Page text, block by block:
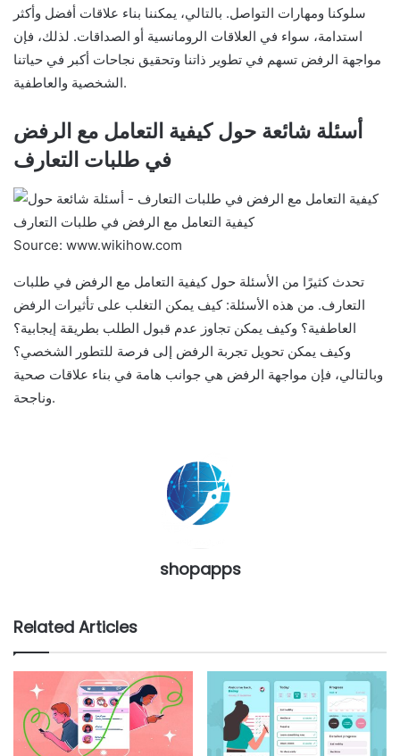
سلوكنا ومهارات التواصل. بالتالي، يمكننا بناء علاقات أفضل وأكثر
استدامة، سواء في العلاقات الرومانسية أو الصداقات. لذلك، فإن
مواجهة الرفض تسهم في تطوير ذاتنا وتحقيق نجاحات أكبر في حياتنا
الشخصية والعاطفية.
أسئلة شائعة حول كيفية التعامل مع الرفض
في طلبات التعارف
Source: www.wikihow.com
تحدث كثيرًا من الأسئلة حول كيفية التعامل مع الرفض في طلبات
التعارف. من هذه الأسئلة: كيف يمكن التغلب على تأثيرات الرفض
العاطفية؟ وكيف يمكن تجاوز عدم قبول الطلب بطريقة إيجابية؟
وكيف يمكن تحويل تجربة الرفض إلى فرصة للتطور الشخصي؟
وبالتالي، فإن مواجهة الرفض هي جوانب هامة في بناء علاقات صحية
وناجحة.
shopapps
Related Articles